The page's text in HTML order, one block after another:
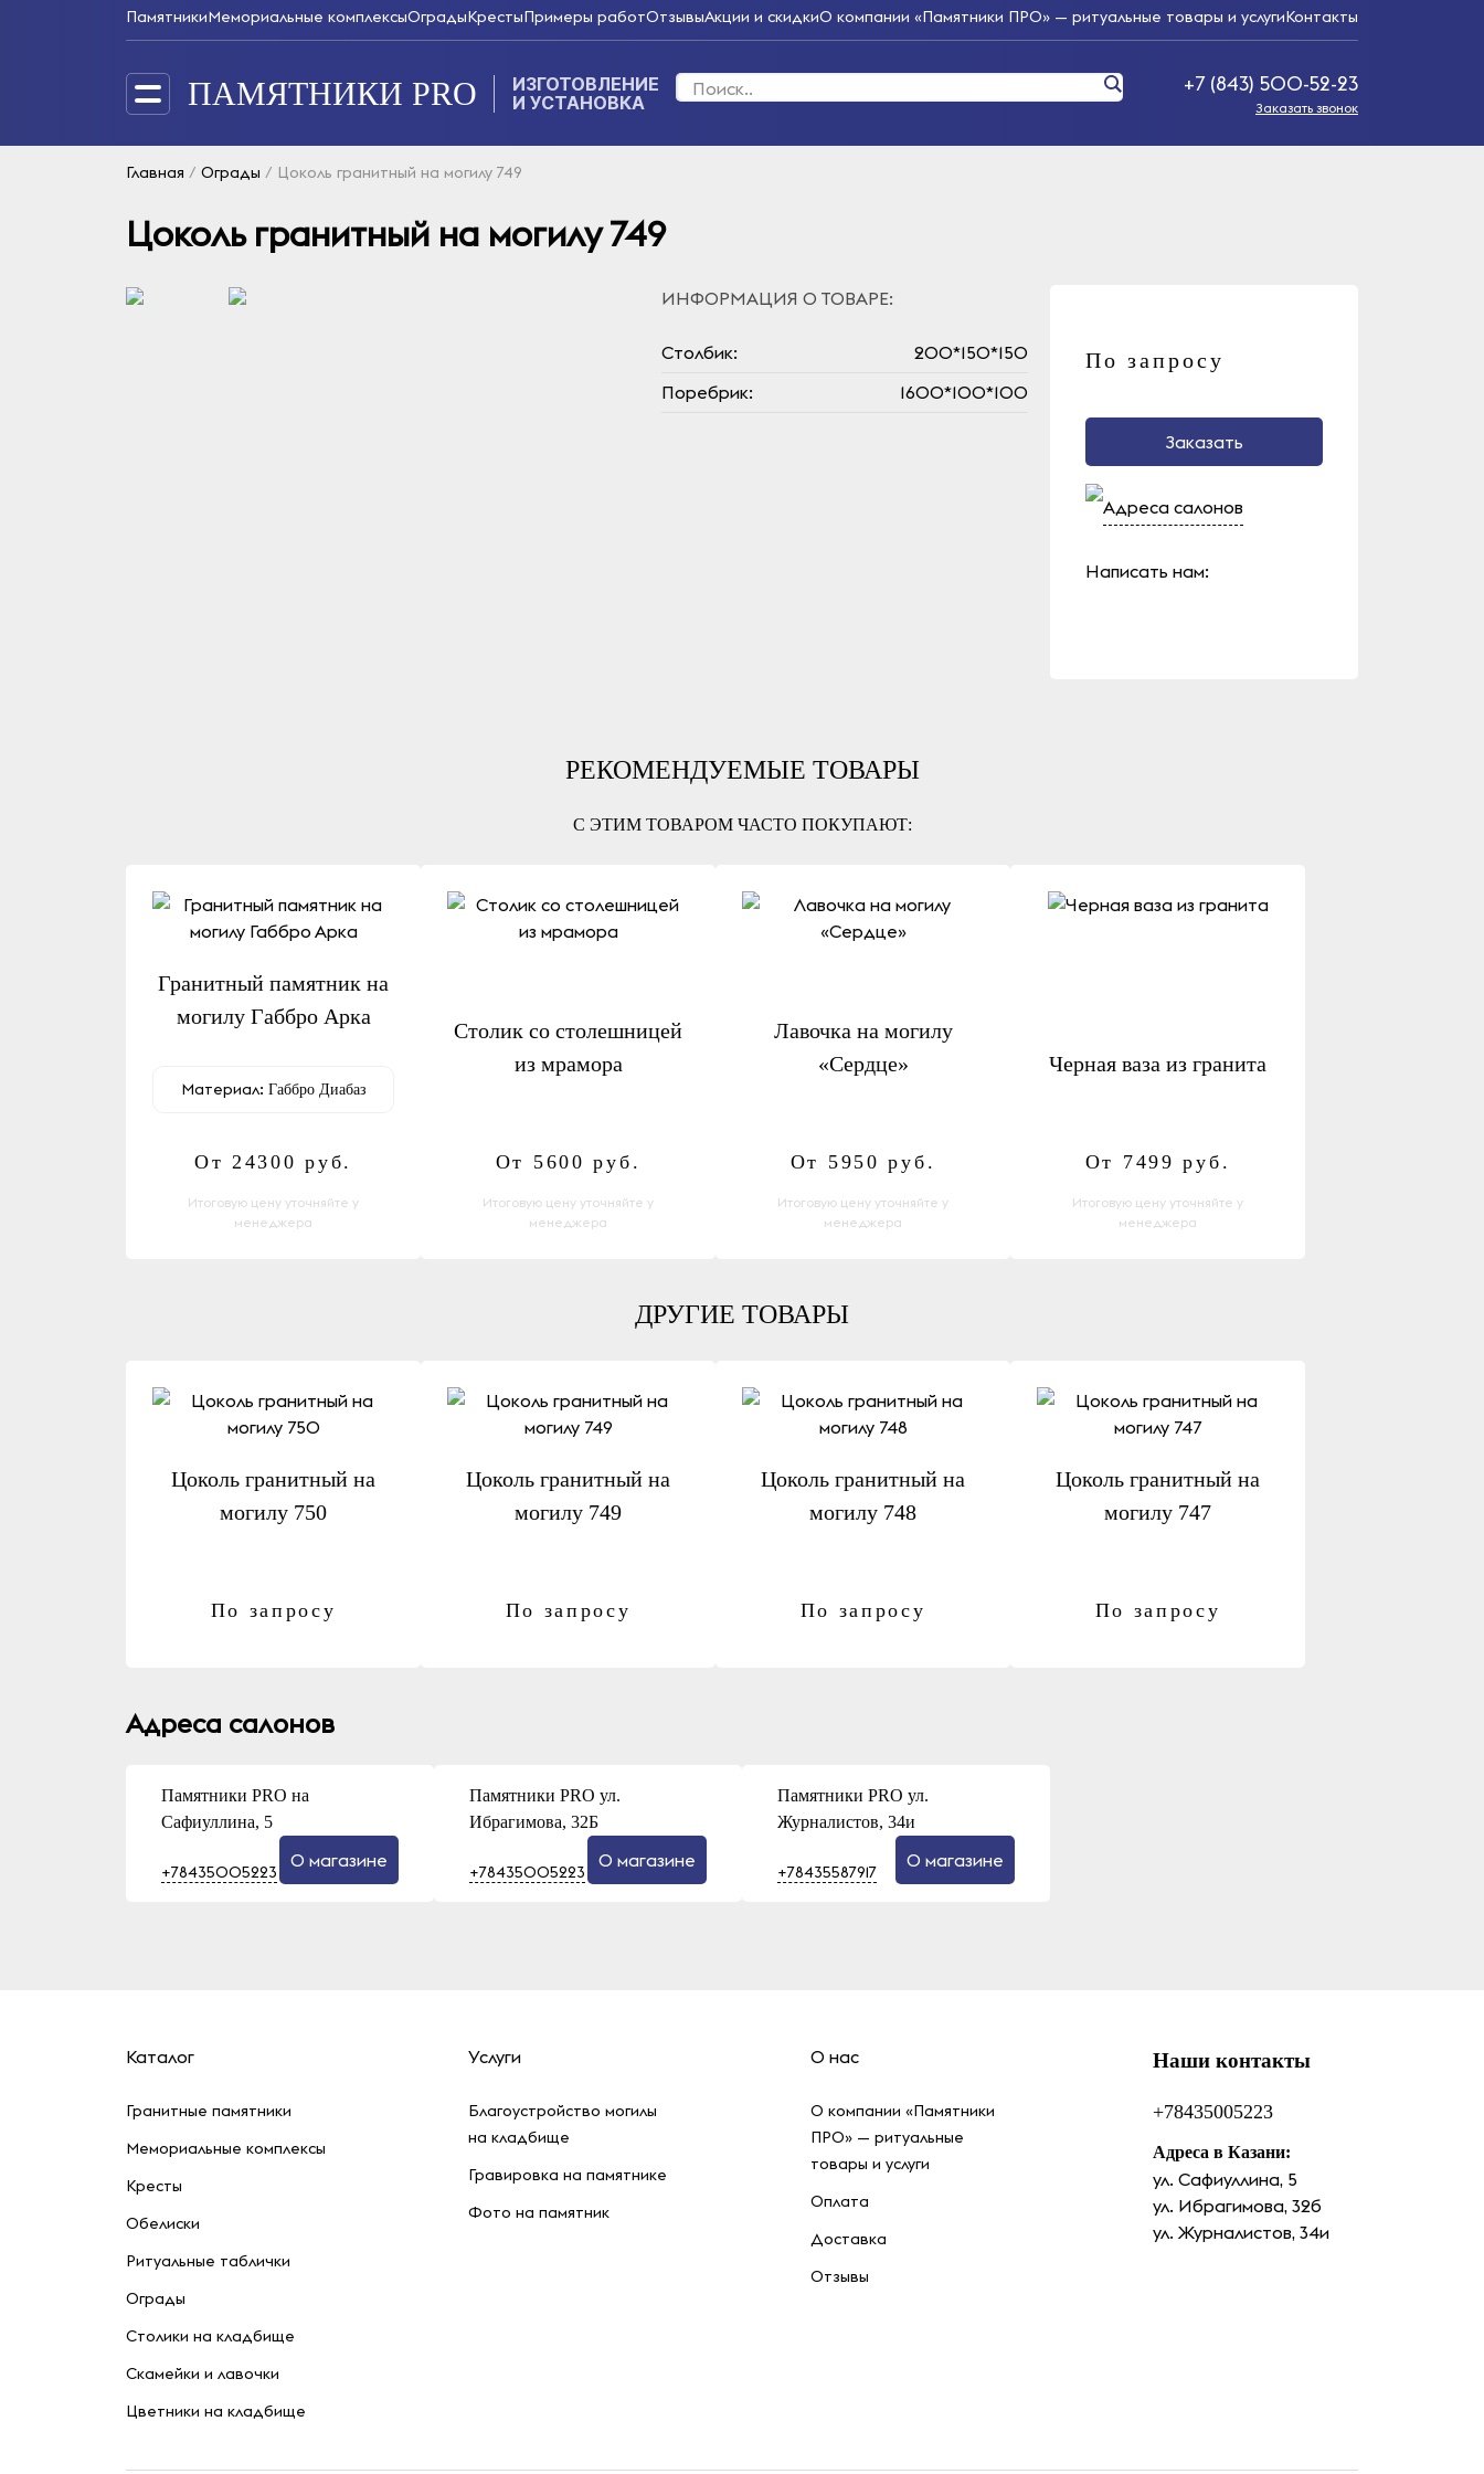
ПамятникиМемориальные комплексыОградыКрестыПримеры работОтзывыАкции и скидкиО компании «Памятники ПРО» — ритуальные товары и услугиКонтакты
ПАМЯТНИКИ PRO
ИЗГОТОВЛЕНИЕ
И УСТАНОВКА
+7 (843) 500-52-23
Заказать звонок
Главная / Ограды / Цоколь гранитный на могилу 749
Цоколь гранитный на могилу 749
ИНФОРМАЦИЯ О ТОВАРЕ:
Столбик:
200*150*150
Поребрик:
1600*100*100
По запросу
Заказать
Адреса салонов
Написать нам:
РЕКОМЕНДУЕМЫЕ ТОВАРЫ
С ЭТИМ ТОВАРОМ ЧАСТО ПОКУПАЮТ:
Гранитный памятник на
могилу Габбро Арка
Материал: Габбро Диабаз
От 24300 руб.
Итоговую цену уточняйте у
менеджера
Столик со столешницей
из мрамора
От 5600 руб.
Итоговую цену уточняйте у
менеджера
Лавочка на могилу
«Сердце»
От 5950 руб.
Итоговую цену уточняйте у
менеджера
Черная ваза из гранита
От 7499 руб.
Итоговую цену уточняйте у
менеджера
ДРУГИЕ ТОВАРЫ
Цоколь гранитный на
могилу 750
По запросу
Цоколь гранитный на
могилу 749
По запросу
Цоколь гранитный на
могилу 748
По запросу
Цоколь гранитный на
могилу 747
По запросу
Адреса салонов
Памятники PRO на
Сафиуллина, 5
+78435005223
О магазине
Памятники PRO ул.
Ибрагимова, 32Б
+78435005223
О магазине
Памятники PRO ул.
Журналистов, 34и
+78435587917
О магазине
Каталог
Гранитные памятники
Мемориальные комплексы
Кресты
Обелиски
Ритуальные таблички
Ограды
Столики на кладбище
Скамейки и лавочки
Цветники на кладбище
Услуги
Благоустройство могилы
на кладбище
Гравировка на памятнике
Фото на памятник
О нас
О компании «Памятники
ПРО» — ритуальные
товары и услуги
Оплата
Доставка
Отзывы
Наши контакты
+78435005223
Адреса в Казани:
ул. Сафиуллина, 5
ул. Ибрагимова, 32б
ул. Журналистов, 34и